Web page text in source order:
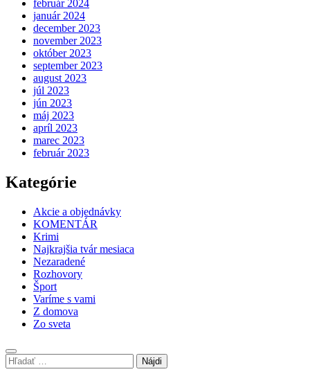
február 2024
január 2024
december 2023
november 2023
október 2023
september 2023
august 2023
júl 2023
jún 2023
máj 2023
apríl 2023
marec 2023
február 2023
Kategórie
Akcie a objednávky
KOMENTÁR
Krimi
Najkrajšia tvár mesiaca
Nezaradené
Rozhovory
Šport
Varíme s vami
Z domova
Zo sveta
Hľadať: